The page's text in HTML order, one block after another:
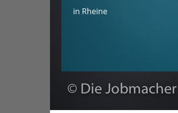
in Rheine